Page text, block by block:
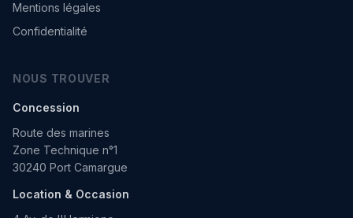
Mentions légales
Confidentialité
NOUS TROUVER
Concession
Route des marines
Zone Technique n°1
30240 Port Camargue
Location & Occasion